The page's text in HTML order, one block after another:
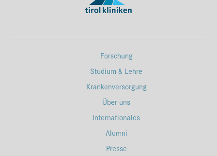
Forschung
Studium & Lehre
Krankenversorgung
Über uns
Internationales
Alumni
Presse